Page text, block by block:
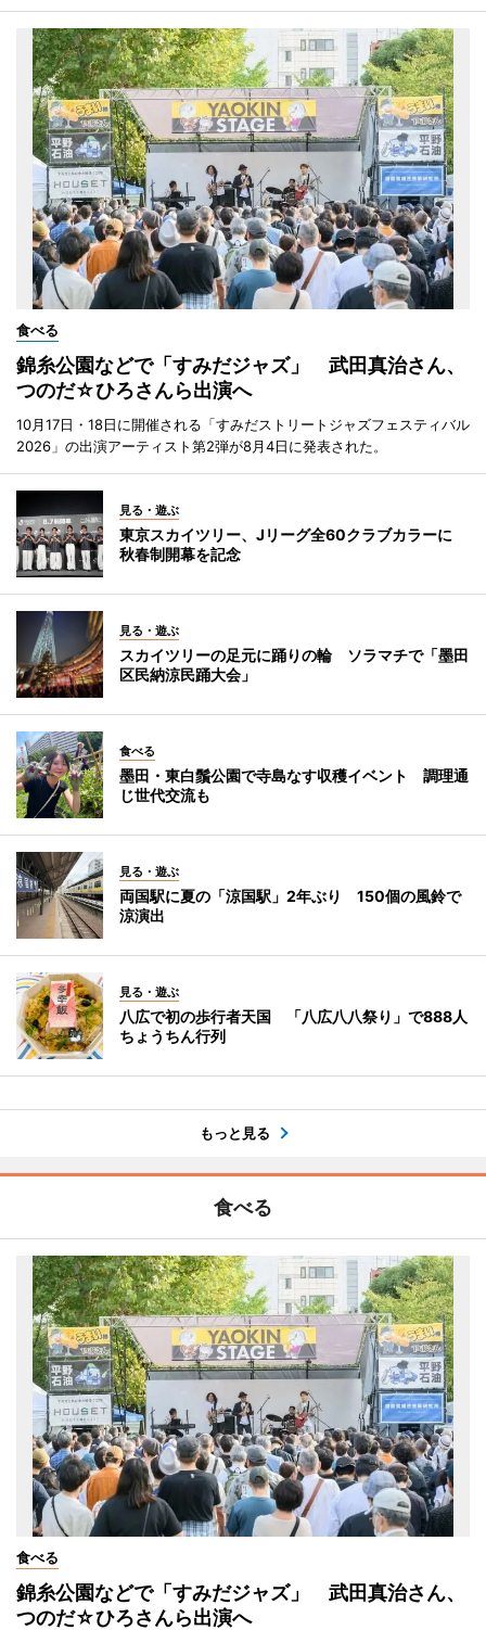
食べる
錦糸公園などで「すみだジャズ」 武田真治さん、
つのだ☆ひろさんら出演へ
10月17日・18日に開催される「すみだストリートジャズフェスティバル
2026」の出演アーティスト第2弾が8月4日に発表された。
見る・遊ぶ
東京スカイツリー、Jリーグ全60クラブカラーに
秋春制開幕を記念
見る・遊ぶ
スカイツリーの足元に踊りの輪 ソラマチで「墨田
区民納涼民踊大会」
食べる
墨田・東白鬚公園で寺島なす収穫イベント 調理通
じ世代交流も
見る・遊ぶ
両国駅に夏の「涼国駅」2年ぶり 150個の風鈴で
涼演出
見る・遊ぶ
八広で初の歩行者天国 「八広八八祭り」で888人
ちょうちん行列
もっと見る
食べる
食べる
錦糸公園などで「すみだジャズ」 武田真治さん、
つのだ☆ひろさんら出演へ